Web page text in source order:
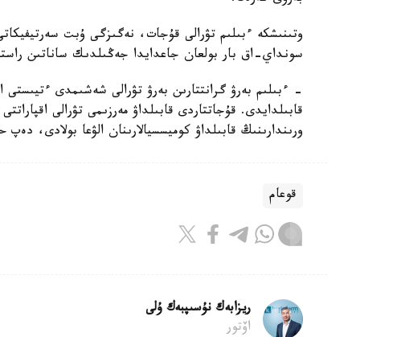
وتىنىشكە ءبىلىم تۋرالى قۇجات، نەگىزگى ۇبت
سونداي-اق بار بولعان جاعدايدا جەڭىلدىك ساناتىن
- ءبىلىم بەرۋ گرانتتارىن بەرۋ تۋرالى شەشىمدى
قابىلدايدى. قۇجاتتاردى قابىلداۋ مەرزىمى تۋرالى
ورىندارىنىڭ قابىلداۋ كوميسسيالارىنان الۋعا بولادى، دەپ
قوعام
ريزابەك نۇسىپبەك ۇلى
اۆتور